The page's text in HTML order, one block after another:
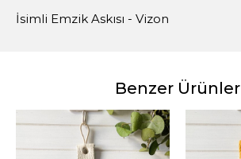
İsimli Emzik Askısı - Vizon
Benzer Ürünler